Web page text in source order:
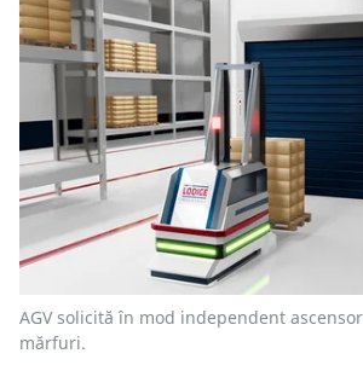
AGV solicită în mod independent
mărfuri.